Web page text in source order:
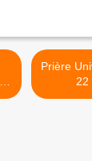
Prière